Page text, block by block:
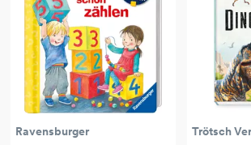
Ravensburger
Trötsch